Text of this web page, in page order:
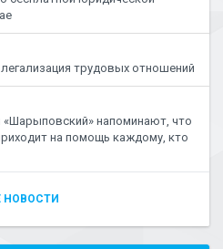
трудовых отношений
напоминают, что
на помощь каждому, кто
НОВОСТИ